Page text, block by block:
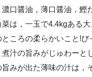
口醤油，薄口醤油，鰹
は，一玉で4.4kgある大
ころの柔らかいこと!び
汁の旨みがじゅわーと
みが出た薄味の汁は，